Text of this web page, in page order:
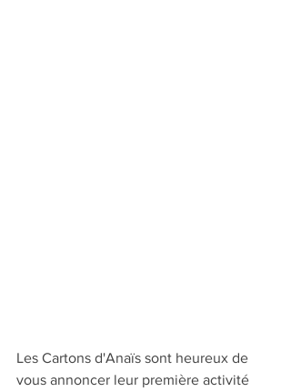
Les Cartons d'Anaïs sont heureux de
vous annoncer leur première activité